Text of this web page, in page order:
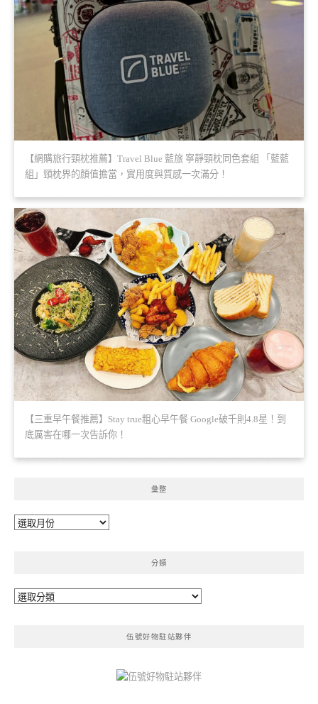
【網購旅行頸枕推薦】Travel Blue 藍旅 寧靜頸枕同色套組 「藍藍
組」頸枕界的顏值擔當，實用度與質感一次滿分！
【三重早午餐推薦】Stay true粗心早午餐 Google破千則4.8星！到
底厲害在哪一次告訴你！
彙整
彙
分類
分
伍號好物駐站夥伴